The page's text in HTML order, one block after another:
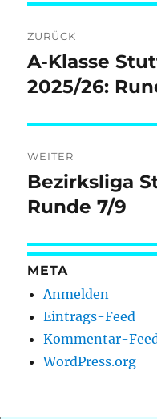
ZURÜCK
Vorheriger
Beitrag:
A-Klasse
2025/26:
WEITER
Nächster
Beitrag:
Bezirksliga
Runde 7/9
META
Anmelden
Eintrags-Feed
Kommentar-
WordPress.org